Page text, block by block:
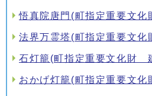
悟真院唐門(町指定重要文
法界万霊塔(町指定重要文
石灯籠(町指定重要文化財
おかげ灯籠(町指定重要文